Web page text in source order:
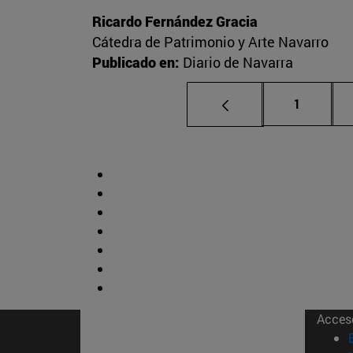
Ricardo Fernández Gracia
Cátedra de Patrimonio y Arte Navarro
Publicado en: Diario de Navarra
Página
1